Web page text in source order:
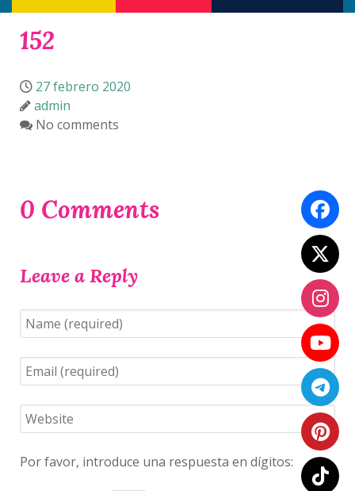
152
27 febrero 2020
admin
No comments
0 Comments
Leave a Reply
Por favor, introduce una respuesta en dígitos: